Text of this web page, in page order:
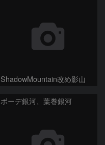
ShadowMountain改め影山
ボーデ銀河、葉巻銀河